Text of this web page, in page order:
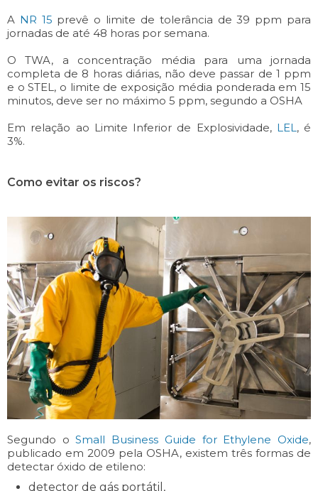
A NR 15 prevê o limite de tolerância de 39 ppm para
jornadas de até 48 horas por semana.
O TWA, a concentração média para uma jornada
completa de 8 horas diárias, não deve passar de 1 ppm
e o STEL, o limite de exposição média ponderada em 15
minutos, deve ser no máximo 5 ppm, segundo a OSHA
Em relação ao Limite Inferior de Explosividade, LEL, é
3%.
Como evitar os riscos?
Segundo oSmall Business Guide for Ethylene Oxide,
publicado em 2009 pela OSHA, existem três formas de
detectar óxido de etileno:
detector de gás portátil,